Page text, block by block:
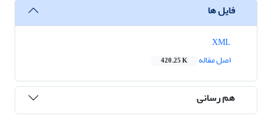
فایل ها
اصل مقاله
420.25 K
هم رسانی